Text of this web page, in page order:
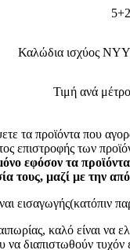
5+2
Καλώδια ισχύος ΝΥΥ
Τιμή ανά μέτρο
τα προϊόντα που
επιστροφής των
εφόσον τα
τους, μαζί με την
εισαγωγής(κατόπιν
καλό είναι να
να διαπιστωθούν